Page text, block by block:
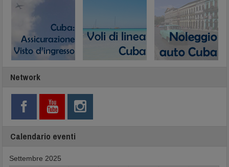
Network
Calendario eventi
Settembre 2025